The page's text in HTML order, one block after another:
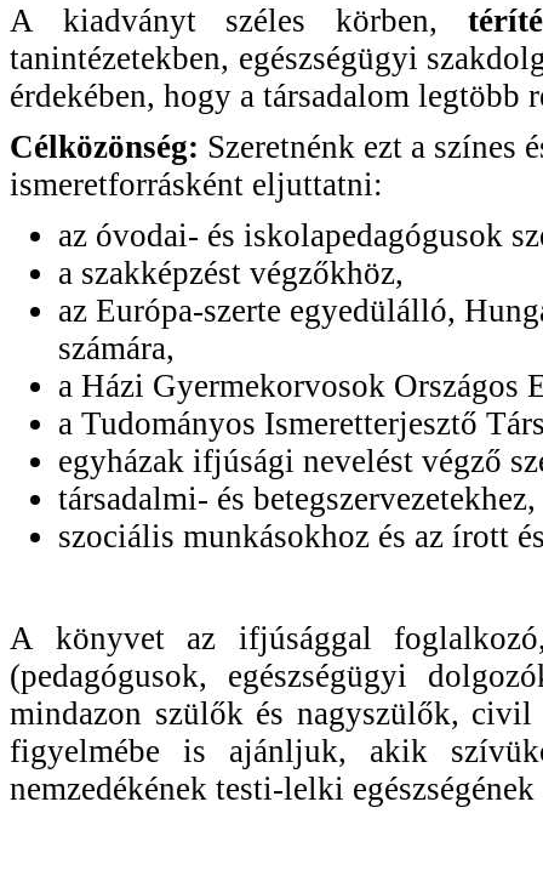
A kiadványt széles körben,
tanintézetekben, egészségügyi
érdekében, hogy a társadalom legtöbb
Célközönség: Szeretnénk ezt a színes
ismeretforrásként eljuttatni:
az óvodai- és iskolapedagógusok
a szakképzést végzőkhöz,
az Európa-szerte egyedülálló,
számára,
a Házi Gyermekorvosok Országos
a Tudományos Ismeretterjesztő
egyházak ifjúsági nevelést végző
társadalmi- és betegszervezetekhez,
szociális munkásokhoz és az írott
A könyvet az ifjúsággal
(pedagógusok, egészségügyi
mindazon szülők és nagyszülők, civil
figyelmébe is ajánljuk, akik
nemzedékének testi-lelki